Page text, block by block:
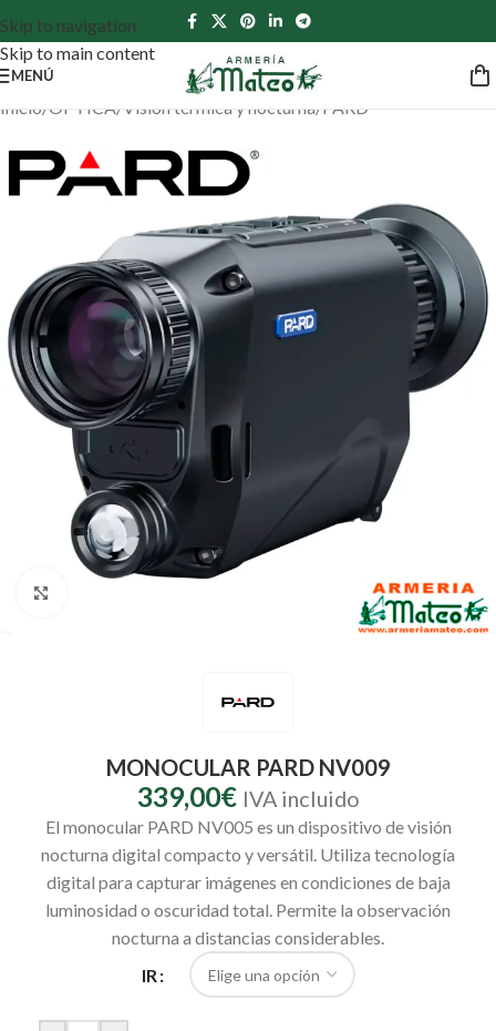
Skip to navigation
Skip to main content
MENÚ
Inicio/ ÓPTICA/ Visión térmica y nocturna/ PARD
MONOCULAR PARD NV009
339,00€ IVA incluido
El monocular PARD NV005 es un dispositivo de visión
nocturna digital compacto y versátil. Utiliza tecnología
digital para capturar imágenes en condiciones de baja
luminosidad o oscuridad total. Permite la observación
nocturna a distancias considerables.
IR